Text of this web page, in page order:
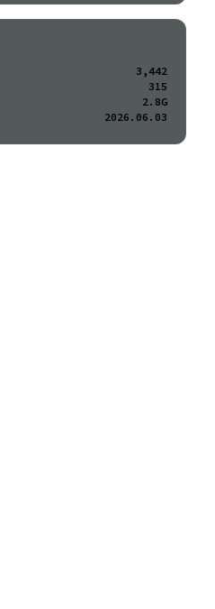
3,442
315
2.8G
2026.06.03